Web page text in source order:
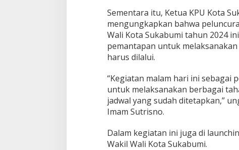
Sementara itu, Ketua KPU Kota
mengungkapkan bahwa
Wali Kota Sukabumi tahun 2024
pemantapan untuk
harus dilalui.
“Kegiatan malam hari ini sebagai
untuk melaksanakan berbagai
jadwal yang sudah ditetapkan,”
Imam Sutrisno.
Dalam kegiatan ini juga di
Wakil Wali Kota Sukabumi.